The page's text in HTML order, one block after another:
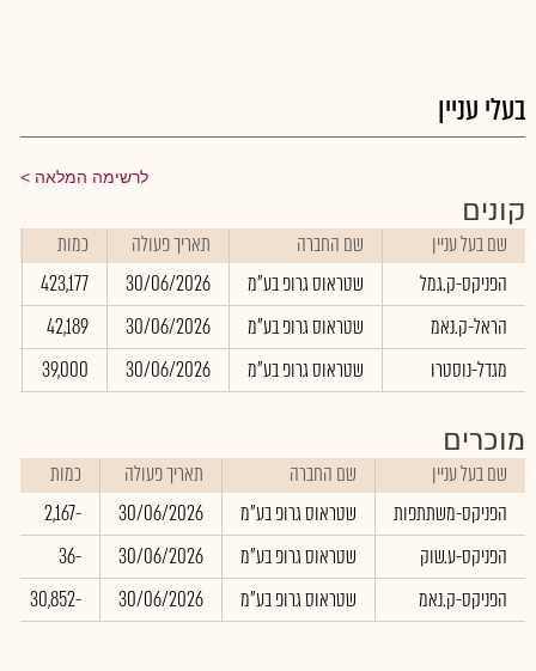
בעלי עניין
לרשימה המלאה
קונים
שם בעל עניין שם החברה תאריך פעולה כמות
הפניקס-ק.גמל
שטראוס גרופ בע"מ 30/06/2026
423,177
הראל-ק.נאמ
שטראוס גרופ בע"מ 30/06/2026
42,189
מגדל-נוסטרו
שטראוס גרופ בע"מ 30/06/2026
39,000
מוכרים
שם בעל עניין שם החברה תאריך פעולה
כמות
הפניקס-משתתפות
שטראוס גרופ בע"מ 30/06/2026
-2,167
הפניקס-ע.שוק
שטראוס גרופ בע"מ 30/06/2026
-36
הפניקס-ק.נאמ
שטראוס גרופ בע"מ 30/06/2026
-30,852